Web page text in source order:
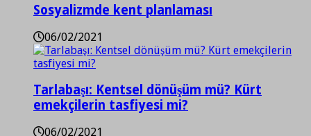
Sosyalizmde kent planlaması
06/02/2021
Tarlabaşı: Kentsel dönüşüm mü? Kürt
emekçilerin tasfiyesi mi?
06/02/2021